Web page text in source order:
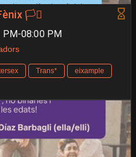
🏳️‍⚧️
PM-08:00 PM
Trans*
eixample